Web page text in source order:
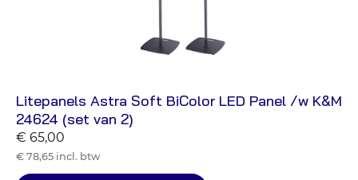
Litepanels Astra Soft BiColor LED Panel /w K&M
24624 (set van 2)
€ 65,00
€ 78,65 incl. btw